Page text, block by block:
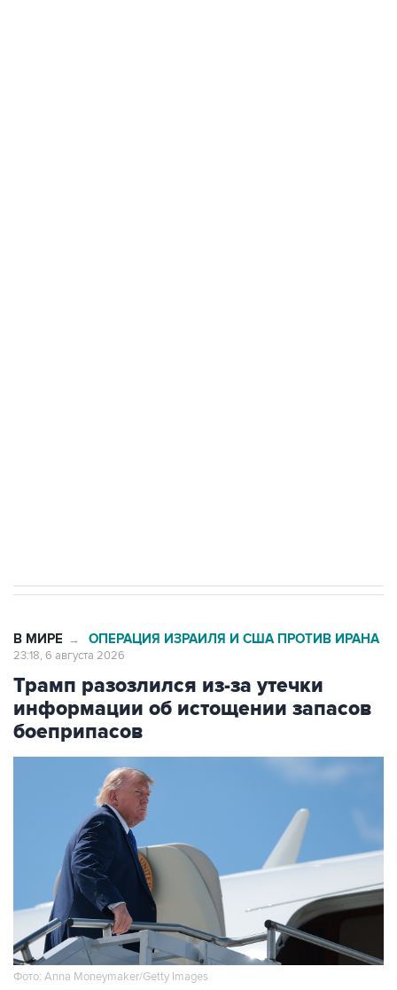
В МИРЕ → ОПЕРАЦИЯ ИЗРАИЛЯ И США ПРОТИВ ИРАНА
23:18, 6 августа 2026
Трамп разозлился из-за утечки
информации об истощении запасов
боеприпасов
Фото: Anna Moneymaker/Getty Images